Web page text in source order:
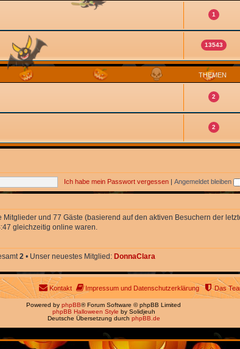
1
13543
THEMEN
2
2
Ich habe mein Passwort vergessen | Angemeldet bleiben
und 77 Gäste (basierend auf den aktiven Besuchern der
gleichzeitig online waren.
2 • Unser neuestes Mitglied: DonnaClara
Das
Impressum und Datenschutzerklärung
Kontakt
Powered by phpBB® Forum Software © phpBB Limited
phpBB Halloween Style by Solidjeuh
Deutsche Übersetzung durch phpBB.de